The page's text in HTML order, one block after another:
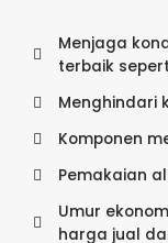
Menjaga
terbaik
Menghindari
Komponen
Pemakaian
Umur
harga jual